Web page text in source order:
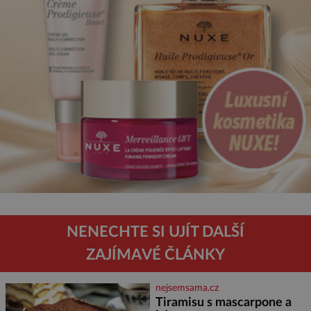
NENECHTE SI UJÍT DALŠÍ
ZAJÍMAVÉ ČLÁNKY
nejsemsama.cz
Tiramisu s mascarpone a